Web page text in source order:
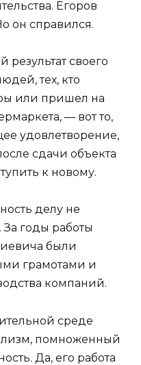
Егоров
он справился.
своего
тех, кто
или пришел на
— вот то,
удовлетворение,
сдачи объекта
к новому.
делу не
годы работы
были
грамотами и
компаний.
среде
помноженный
Да, его работа